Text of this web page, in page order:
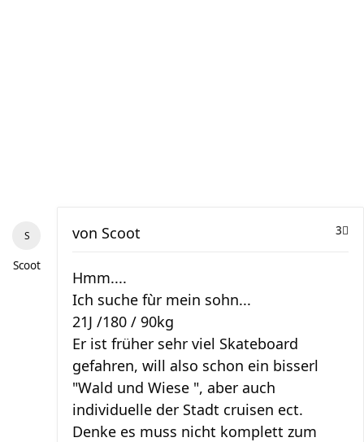
Scoot
3
von Scoot
Hmm....
Ich suche fùr mein sohn...
21J /180 / 90kg
Er ist früher sehr viel Skateboard
gefahren, will also schon ein bisserl
"Wald und Wiese ", aber auch
individuelle der Stadt cruisen ect.
Denke es muss nicht komplett zum